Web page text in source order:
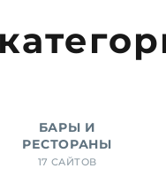
БАРЫ И
РЕСТОРАНЫ
17 САЙТОВ